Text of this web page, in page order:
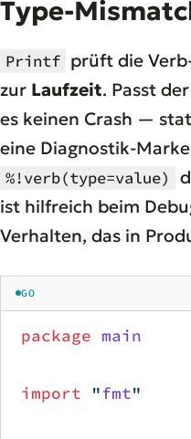
Type-
Printf prüft die
zur Laufzeit. Passt
es keinen Crash —
eine Diagnostik-
%!verb(type=value)
ist hilfreich beim
Verhalten, das in
GO
package main
import "fmt"